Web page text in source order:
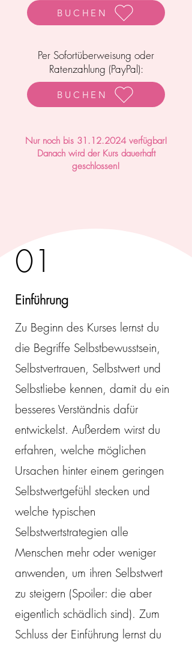
BUCHEN
Per Sofortüberweisung oder
Ratenzahlung (PayPal):
BUCHEN
Nur noch bis 31.12.2024verfügbar!
Danach wird der Kurs dauerhaft
geschlossen!
01
Einführung
Zu Beginn des Kurses lernst du
die Begriffe Selbstbewusstsein,
Selbstvertrauen, Selbstwert und
Selbstliebe kennen, damit du ein
besseres Verständnis dafür
entwickelst. Außerdem wirst du
erfahren, welche möglichen
Ursachen hinter einem geringen
Selbstwertgefühl stecken und
welche typischen
Selbstwertstrategien alle
Menschen mehr oder weniger
anwenden, um ihren Selbstwert
zu steigern (Spoiler: die aber
eigentlich schädlich sind). Zum
Schluss der Einführung lernst du